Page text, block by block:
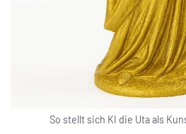
So stellt sich KI die Uta als